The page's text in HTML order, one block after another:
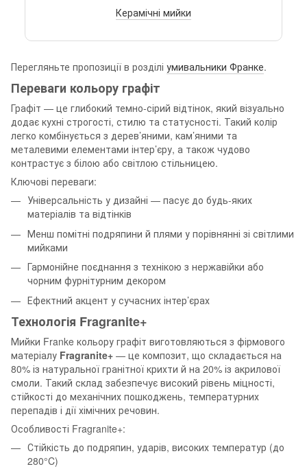
Керамічні мийки
Перегляньте пропозиції в розділі умивальники Франке.
Переваги кольору графіт
Графіт — це глибокий темно-сірий відтінок, який візуально
додає кухні строгості, стилю та статусності. Такий колір
легко комбінується з дерев’яними, кам’яними та
металевими елементами інтер’єру, а також чудово
контрастує з білою або світлою стільницею.
Ключові переваги:
Універсальність у дизайні — пасує до будь-яких
матеріалів та відтінків
Менш помітні подряпини й плями у порівнянні зі світлими
мийками
Гармонійне поєднання з технікою з нержавійки або
чорним фурнітурним декором
Ефектний акцент у сучасних інтер’єрах
Технологія Fragranite+
Мийки Franke кольору графіт виготовляються з фірмового
матеріалу Fragranite+ — це композит, що складається на
80% із натуральної гранітної крихти й на 20% із акрилової
смоли. Такий склад забезпечує високий рівень міцності,
стійкості до механічних пошкоджень, температурних
перепадів і дії хімічних речовин.
Особливості Fragranite+:
Стійкість до подряпин, ударів, високих температур (до
280°C)